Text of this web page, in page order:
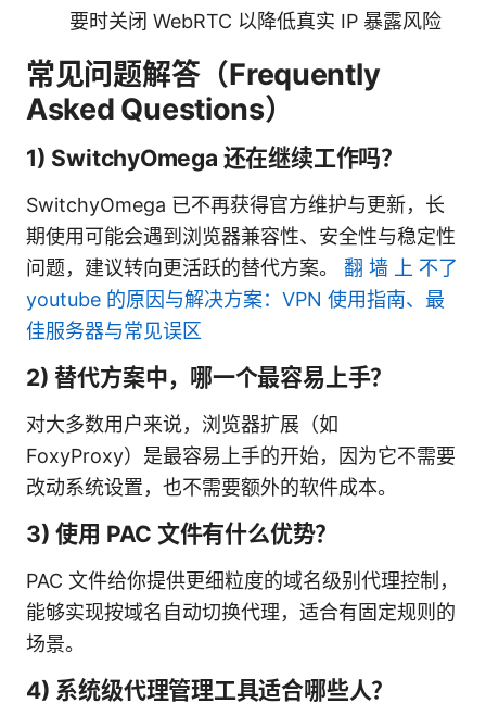
要时关闭 WebRTC 以降低真实 IP 暴露风险
常见问题解答（Frequently
Asked Questions）
1) SwitchyOmega 还在继续工作吗？
SwitchyOmega 已不再获得官方维护与更新，长
期使用可能会遇到浏览器兼容性、安全性与稳定性
问题，建议转向更活跃的替代方案。 翻 墙 上 不了
youtube 的原因与解决方案：VPN 使用指南、最
佳服务器与常见误区
2) 替代方案中，哪一个最容易上手？
对大多数用户来说，浏览器扩展（如
FoxyProxy）是最容易上手的开始，因为它不需要
改动系统设置，也不需要额外的软件成本。
3) 使用 PAC 文件有什么优势？
PAC 文件给你提供更细粒度的域名级别代理控制，
能够实现按域名自动切换代理，适合有固定规则的
场景。
4) 系统级代理管理工具适合哪些人？